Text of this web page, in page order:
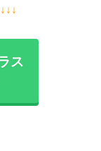
ス